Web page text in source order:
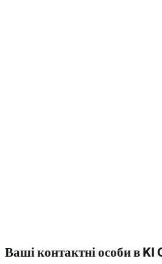
Ваші контактні особи в KI